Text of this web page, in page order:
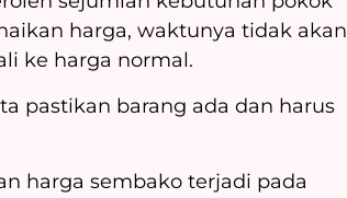
harga, waktunya tidak akan
ke harga normal.
pastikan barang ada dan harus
harga sembako terjadi pada